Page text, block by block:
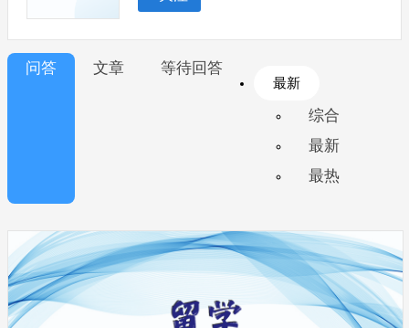
问答 文章 等待回答
最新
综合
最新
最热